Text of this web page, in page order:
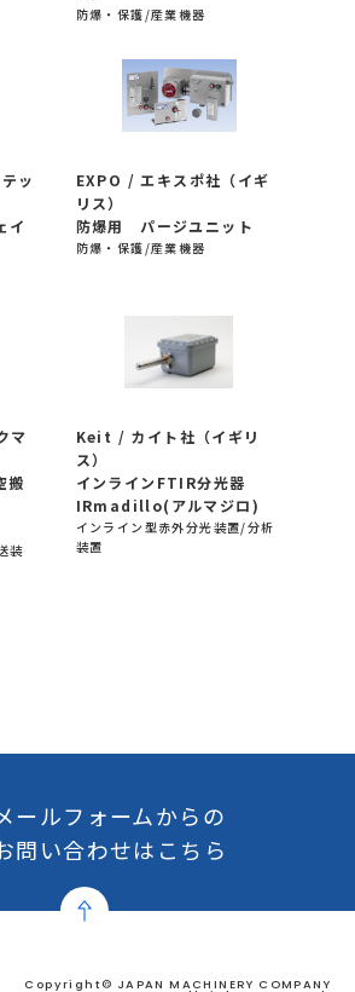
防爆・保護/産業機器
ッ
イ
EXPO / エキスポ社（イギ
リス）
防爆用 パージユニット
防爆・保護/産業機器
マ
搬
装
Keit / カイト社（イギリ
ス）
インラインFTIR分光器
IRmadillo(アルマジロ)
インライン型赤外分光装置/分析
装置
ールフォームからの
問い合わせはこちら
Copyright© JAPAN MACHINERY COMPANY